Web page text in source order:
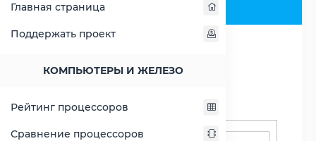
Главная страница
Поддержать проект
КОМПЬЮТЕРЫ И ЖЕЛЕЗО
Рейтинг процессоров
Сравнение процессоров